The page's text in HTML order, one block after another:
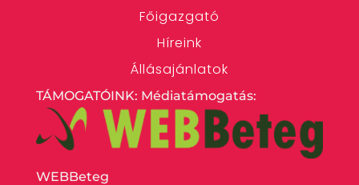
Főigazgató
Híreink
Állásajánlatok
TÁMOGATÓINK: Médiatámogatás:
WEBBeteg